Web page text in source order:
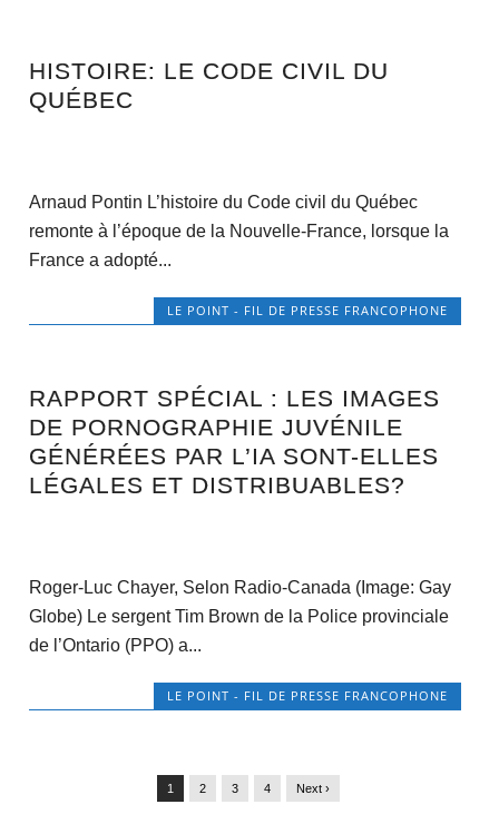
HISTOIRE: LE CODE CIVIL DU
QUÉBEC
Arnaud Pontin L’histoire du Code civil du Québec
remonte à l’époque de la Nouvelle-France, lorsque la
France a adopté...
LE POINT - FIL DE PRESSE FRANCOPHONE
RAPPORT SPÉCIAL : LES IMAGES
DE PORNOGRAPHIE JUVÉNILE
GÉNÉRÉES PAR L’IA SONT-ELLES
LÉGALES ET DISTRIBUABLES?
Roger-Luc Chayer, Selon Radio-Canada (Image: Gay
Globe) Le sergent Tim Brown de la Police provinciale
de l’Ontario (PPO) a...
LE POINT - FIL DE PRESSE FRANCOPHONE
1 2 3 4 Next ›